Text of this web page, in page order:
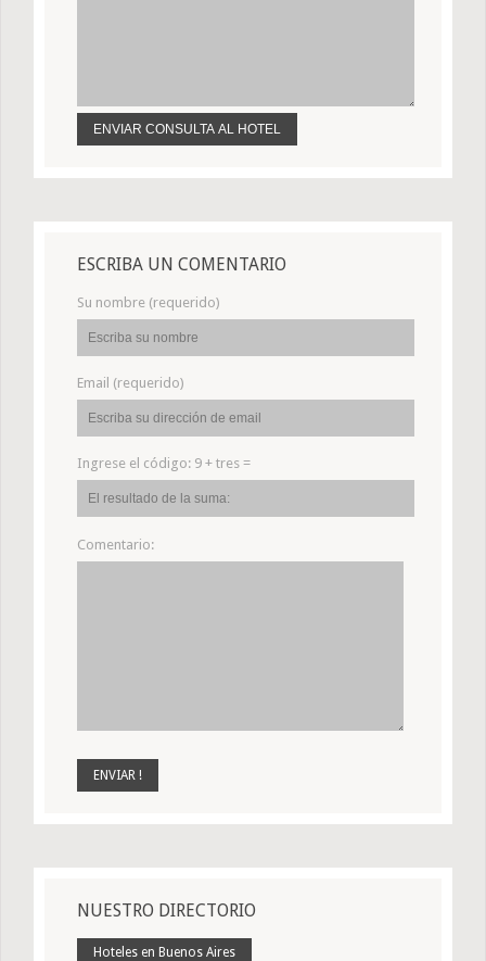
ESCRIBA UN COMENTARIO
Su nombre (requerido)
Email (requerido)
Ingrese el código: 9 + tres =
Comentario:
NUESTRO DIRECTORIO
Hoteles en Buenos Aires